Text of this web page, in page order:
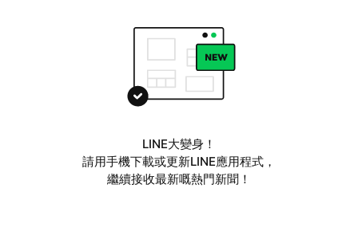
LINE大變身！
請用手機下載或更新LINE應用程式，
繼續接收最新嘅熱門新聞！